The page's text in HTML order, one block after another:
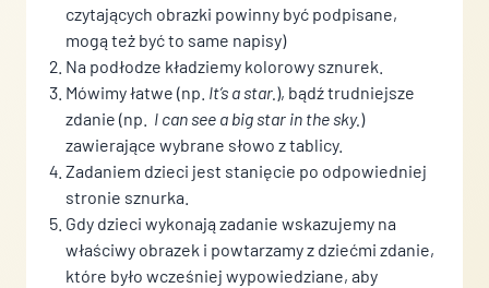
czytających obrazki powinny być podpisane,
mogą też być to same napisy)
Na podłodze kładziemy kolorowy sznurek.
Mówimy łatwe (np. It’s a star. ), bądź trudniejsze
zdanie (np.
I can see a big star in the sky.)
zawierające wybrane słowo z tablicy.
Zadaniem dzieci jest stanięcie po odpowiedniej
stronie sznurka.
Gdy dzieci wykonają zadanie wskazujemy na
właściwy obrazek i powtarzamy z dziećmi zdanie,
które było wcześniej wypowiedziane, aby